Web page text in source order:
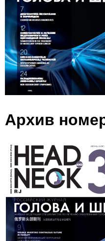
Архив